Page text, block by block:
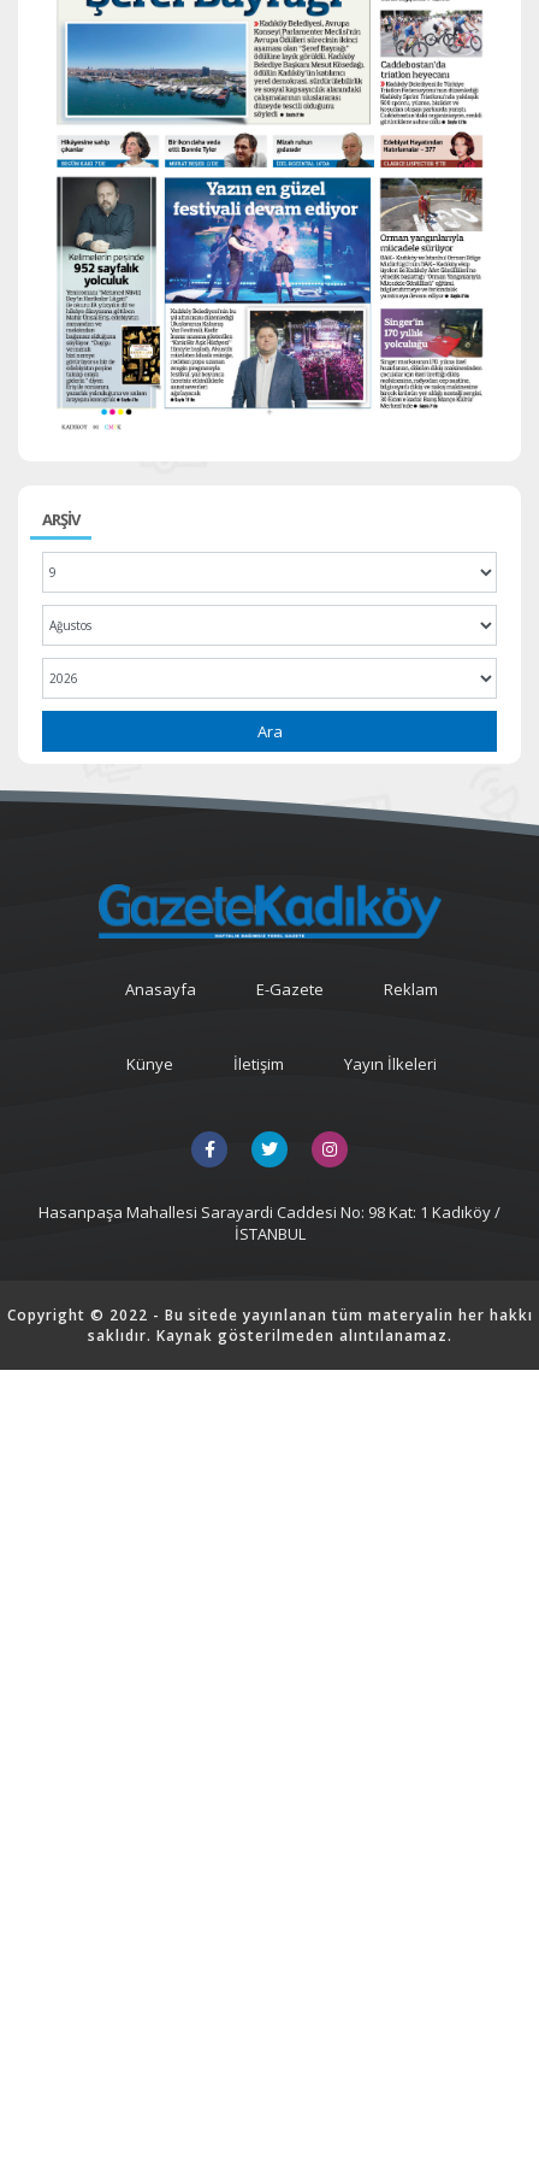
ARŞİV
Ara
Anasayfa E-Gazete Reklam
Künye İletişim Yayın İlkeleri
Hasanpaşa Mahallesi Sarayardi Caddesi No: 98 Kat: 1 Kadıköy /
İSTANBUL
Copyright © 2022 - Bu sitede yayınlanan tüm materyalin her hakkı
saklıdır. Kaynak gösterilmeden alıntılanamaz.